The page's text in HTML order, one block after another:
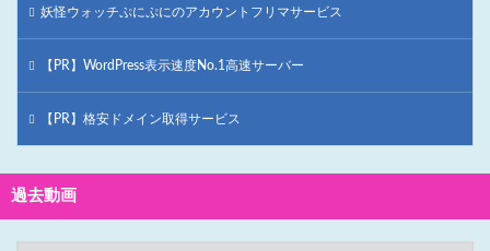
妖怪ウォッチぷにぷにのアカウントフリマサービス
【PR】WordPress表示速度No.1高速サーバー
【PR】格安ドメイン取得サービス
過去動画